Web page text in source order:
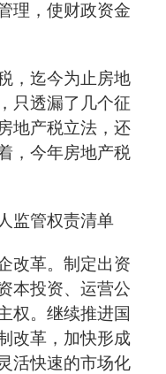
理，使财政资金
迄今为止房地
只透漏了几个征
地产税立法，还
，今年房地产税
管权责清单
革。制定出资
本投资、运营公
权。继续推进国
改革，加快形成
活快速的市场化